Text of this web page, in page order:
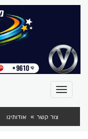
צור קשר אודותינו